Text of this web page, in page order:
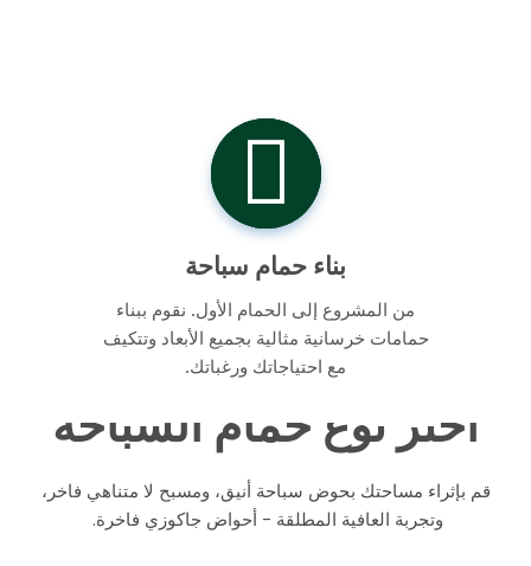
بناء حمام سباحة
من المشروع إلى الحمام الأول. نقوم ببناء
حمامات خرسانية مثالية بجميع الأبعاد وتتكيف
مع احتياجاتك ورغباتك.
اختر نوع حمام السباحة
قم بإثراء مساحتك بحوض سباحة أنيق، ومسبح لا متناهي فاخر،
وتجربة العافية المطلقة - أحواض جاكوزي فاخرة.